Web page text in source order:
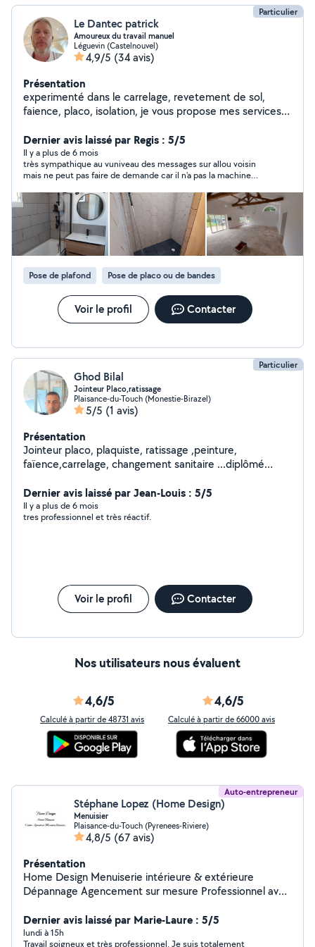
Particulier
Le Dantec patrick
Amoureux du travail manuel
Léguevin (Castelnouvel)
4,9/5 (34 avis)
Présentation
experimenté dans le carrelage, revetement de sol,
faience, placo, isolation, je vous propose mes services
Dernier avis laissé par Regis : 5/5
Il y a plus de 6 mois
très sympathique au vuniveau des messages sur allou voisin
mais ne peut pas faire de demande car il n'a pas la machine
Pose de plafond Pose de placo ou de bandes
Voir le profil Contacter
Particulier
Ghod Bilal
Jointeur Placo,ratissage
Plaisance-du-Touch (Monestie-Birazel)
5/5 (1 avis)
Présentation
Jointeur placo, plaquiste, ratissage ,peinture,
faïence,carrelage, changement sanitaire ...diplômé
dans le bâtiment
Dernier avis laissé par Jean-Louis : 5/5
Il y a plus de 6 mois
tres professionnel et très réactif.
Voir le profil Contacter
Nos utilisateurs nous évaluent
4,6/5
Calculé à partir de 48731 avis
4,6/5
Calculé à partir de 66000 avis
Auto-entrepreneur
Stéphane Lopez (Home Design)
Menuisier
Plaisance-du-Touch (Pyrenees-Riviere)
4,8/5 (67 avis)
Présentation
Home Design Menuiserie intérieure & extérieure
Dépannage Agencement sur mesure Professionnel avec
privés et publics, je vous accompagne pour des travaux
soignés, durables et réalisés dans les délais. Menuiserie
Dernier avis laissé par Marie-Laure : 5/5
lundi à 15h
Travail soigneux et très professionnel. Je suis totalement